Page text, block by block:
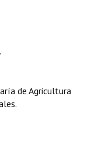
de Agricultura